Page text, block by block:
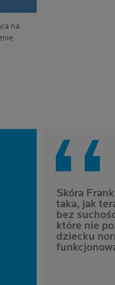
na
‘‘
Skóra
taka, jak
bez
które nie
dziecku